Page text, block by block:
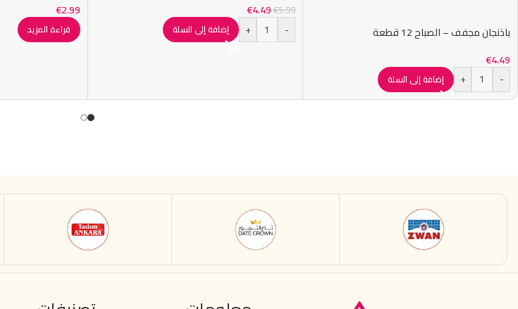
باذنجان مجفف – الصباح 12 قطعة
€4.49
-
+ إضافة إلى السلة
€5.99
€4.49
-
+ إضافة إلى السلة
€2.99
قراءة المزيد